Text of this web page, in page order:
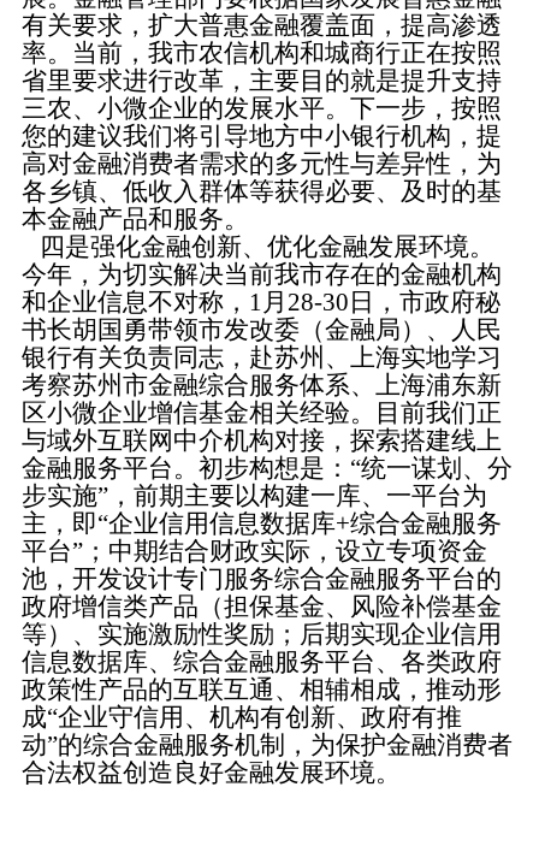
有关要求，扩大普惠金融覆盖面，提高渗透
率。当前，我市农信机构和城商行正在按照
省里要求进行改革，主要目的就是提升支持
三农、小微企业的发展水平。下一步，按照
您的建议我们将引导地方中小银行机构，提
高对金融消费者需求的多元性与差异性，为
各乡镇、低收入群体等获得必要、及时的基
本金融产品和服务。
四是强化金融创新、优化金融发展环境。
今年，为切实解决当前我市存在的金融机构
和企业信息不对称，1月28-30日，市政府秘
书长胡国勇带领市发改委（金融局）、人民
银行有关负责同志，赴苏州、上海实地学习
考察苏州市金融综合服务体系、上海浦东新
区小微企业增信基金相关经验。目前我们正
与域外互联网中介机构对接，探索搭建线上
金融服务平台。 初步构想是： “统一谋划、分
步实施”，前期主要以构建一库、一平台为
主，即“企业信用信息数据库+综合金融服务
平台”；中期结合财政实际，设立专项资金
池，开发设计专门服务综合金融服务平台的
政府增信类产品（担保基金、风险补偿基金
等）、实施激励性奖励；后期实现企业信用
信息数据库、综合金融服务平台、各类政府
政策性产品的互联互通、相辅相成，推动形
成“企业守信用、机构有创新、政府有推
动”的综合金融服务机制，为保护金融消费者
合法权益创造良好金融发展环境。